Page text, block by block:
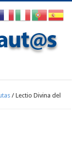
/ Lectio Divina del